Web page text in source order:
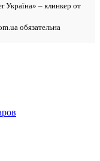
– клинкер от
обязательна